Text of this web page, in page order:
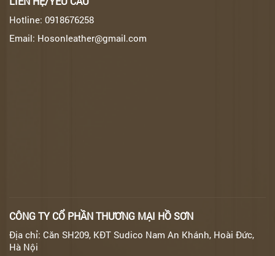
Hotline: 0918676258
Email: Hosonleather@gmail.com
CÔNG TY CỔ PHẦN THƯƠNG MẠI HỒ SƠN
Địa chỉ: Căn SH209, KĐT Sudico Nam An Khánh, Hoài Đức,
Hà Nội